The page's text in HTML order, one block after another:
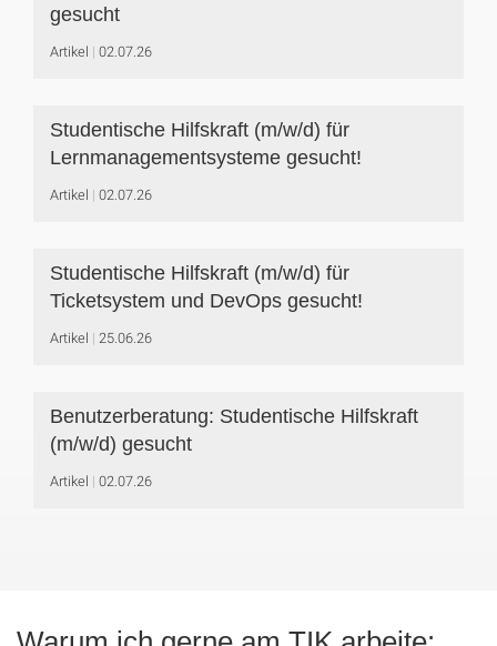
gesucht
Artikel 02.07.26
Studentische Hilfskraft (m/w/d) für
Lernmanagementsysteme gesucht!
Artikel 02.07.26
Studentische Hilfskraft (m/w/d) für
Ticketsystem und DevOps gesucht!
Artikel 25.06.26
Benutzerberatung: Studentische Hilfskraft
(m/w/d) gesucht
Artikel 02.07.26